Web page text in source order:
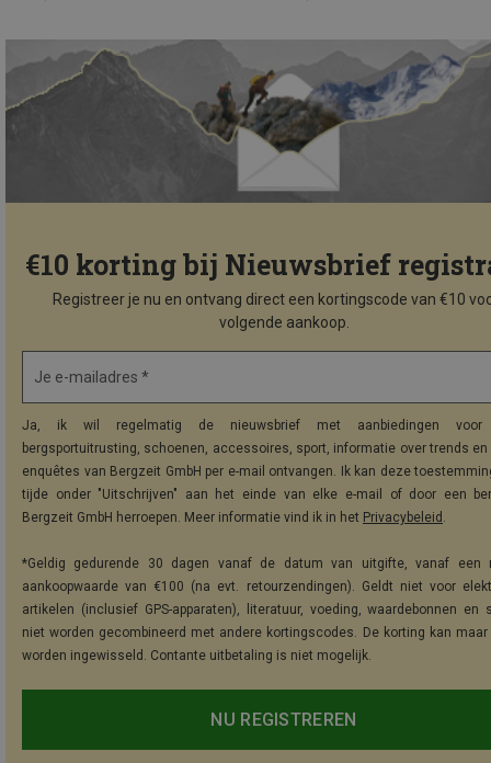
€10 korting bij Nieuwsbrief
Registreer je nu en ontvang direct een kortingscode van €10
volgende aankoop.
Je e-mailadres *
Ja, ik wil regelmatig de nieuwsbrief met aanbiedingen voor
bergsportuitrusting, schoenen, accessoires, sport, informatie over trends
enquêtes van Bergzeit GmbH per e-mail ontvangen. Ik kan deze
tijde onder "Uitschrijven" aan het einde van elke e-mail of door een
Bergzeit GmbH herroepen. Meer informatie vind ik in het Privacybeleid .
*Geldig gedurende 30 dagen vanaf de datum van uitgifte, vanaf een
aankoopwaarde van €100 (na evt. retourzendingen). Geldt niet voor
artikelen (inclusief GPS-apparaten), literatuur, voeding, waardebonnen en
niet worden gecombineerd met andere kortingscodes. De korting kan maar
worden ingewisseld. Contante uitbetaling is niet mogelijk.
NU REGISTREREN